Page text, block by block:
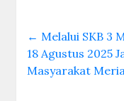
← Melalui SKB 3
18 Agustus 2025
Masyarakat